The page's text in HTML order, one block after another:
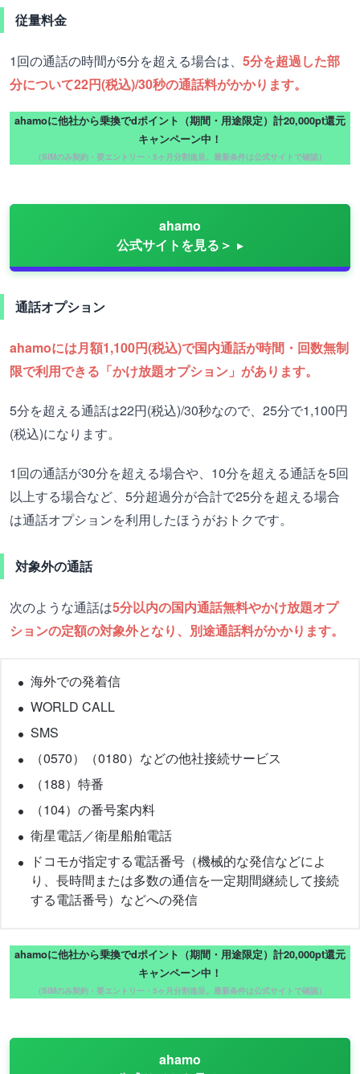
従量料金
1回の通話の時間が5分を超える場合は、 5分を超過した部
分について22円(税込)/30秒の通話料がかかります。
ahamoに他社から乗換でdポイント（期間・用途限定）計20,000pt還元
キャンペーン中！
（SIMのみ契約・要エントリー・5ヶ月分割進呈。最新条件は公式サイトで確認）
ahamo
公式サイトを見る＞
通話オプション
ahamoには月額1,100円(税込)で国内通話が時間・回数無制
限で利用できる「かけ放題オプション」があります。
5分を超える通話は22円(税込)/30秒なので、25分で1,100円
(税込)になります。
1回の通話が30分を超える場合や、10分を超える通話を5回
以上する場合など、5分超過分が合計で25分を超える場合
は通話オプションを利用したほうがおトクです。
対象外の通話
次のような通話は5分以内の国内通話無料やかけ放題オプ
ションの定額の対象外となり、別途通話料がかかります。
海外での発着信
WORLD CALL
SMS
（0570）（0180）などの他社接続サービス
（188）特番
（104）の番号案内料
衛星電話／衛星船舶電話
ドコモが指定する電話番号（機械的な発信などによ
り、長時間または多数の通信を一定期間継続して接続
する電話番号）などへの発信
ahamoに他社から乗換でdポイント（期間・用途限定）計20,000pt還元
キャンペーン中！
（SIMのみ契約・要エントリー・5ヶ月分割進呈。最新条件は公式サイトで確認）
ahamo